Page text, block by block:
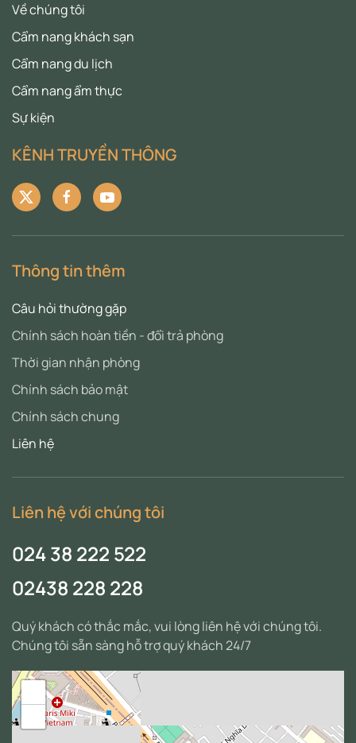
Về chúng tôi
Cẩm nang khách sạn
Cẩm nang du lịch
Cẩm nang ẩm thực
Sự kiện
KÊNH TRUYỀN THÔNG
Thông tin thêm
Câu hỏi thường gặp
Chính sách hoàn tiền - đổi trả phòng
Thời gian nhận phòng
Chính sách bảo mật
Chính sách chung
Liên hệ
Liên hệ với chúng tôi
024 38 222 522
02438 228 228
Quý khách có thắc mắc, vui lòng liên hệ với chúng tôi.
Chúng tôi sẵn sàng hỗ trợ quý khách 24/7